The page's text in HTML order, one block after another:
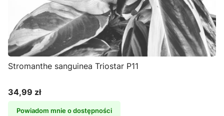
Stromanthe sanguinea Triostar P11
Cena
34,99 zł
Powiadom mnie o dostępności